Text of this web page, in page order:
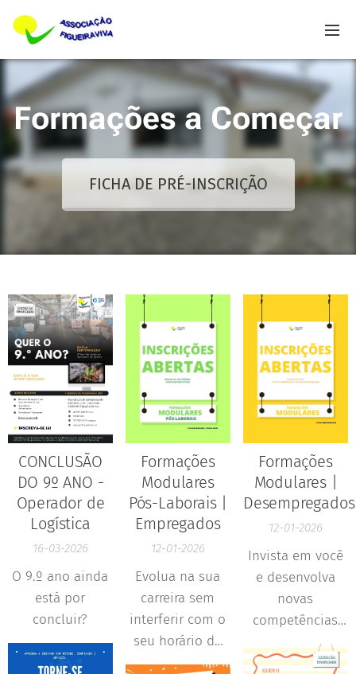
Formações a Começar
FICHA DE PRÉ-INSCRIÇÃO
CONCLUSÃO
DO 9º ANO -
Operador de
Logística
16-03-2026
O 9.º ano ainda
está por
concluir?
Formações
Modulares
Pós-Laborais |
Empregados
12-01-2026
Evolua na sua
carreira sem
interferir com o
seu horário de
trabalho. As
Formações
Modulares |
Desempregados
12-01-2026
Invista em você
e desenvolva
novas
competências
que aumentam
as suas